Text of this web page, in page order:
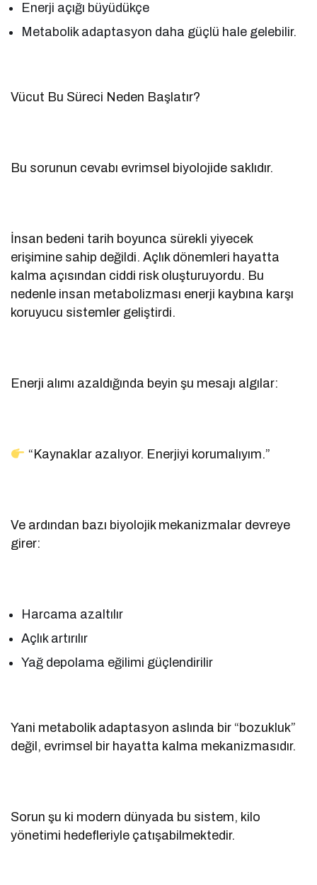
Enerji açığı büyüdükçe
Metabolik adaptasyon daha güçlü hale gelebilir.
Vücut Bu Süreci Neden Başlatır?
Bu sorunun cevabı evrimsel biyolojide saklıdır.
İnsan bedeni tarih boyunca sürekli yiyecek
erişimine sahip değildi. Açlık dönemleri hayatta
kalma açısından ciddi risk oluşturuyordu. Bu
nedenle insan metabolizması enerji kaybına karşı
koruyucu sistemler geliştirdi.
Enerji alımı azaldığında beyin şu mesajı algılar:
“Kaynaklar azalıyor. Enerjiyi korumalıyım.”
Ve ardından bazı biyolojik mekanizmalar devreye
girer:
Harcama azaltılır
Açlık artırılır
Yağ depolama eğilimi güçlendirilir
Yani metabolik adaptasyon aslında bir “bozukluk”
değil, evrimsel bir hayatta kalma mekanizmasıdır.
Sorun şu ki modern dünyada bu sistem, kilo
yönetimi hedefleriyle çatışabilmektedir.